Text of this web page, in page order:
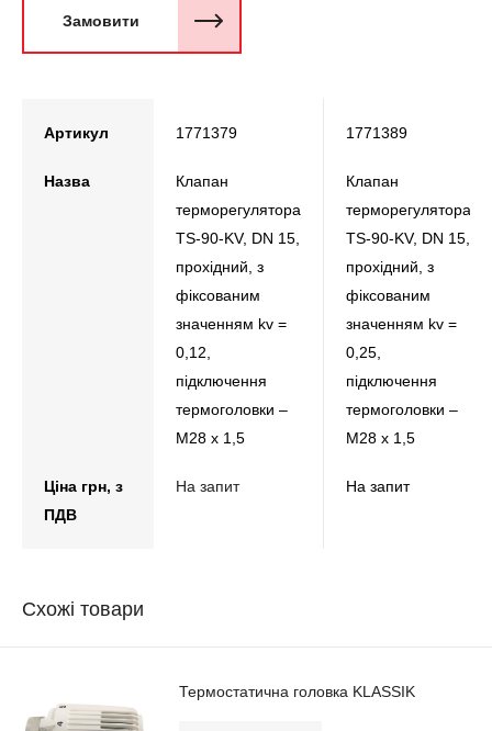
Замовити
Артикул 1771379 1771389
Назва
Клапан
терморегулятора
TS-90-KV, DN 15,
прохідний, з
фіксованим
значенням kv =
0,12,
підключення
термоголовки –
М28 х 1,5
Клапан
терморегулятора
TS-90-KV, DN 15,
прохідний, з
фіксованим
значенням kv =
0,25,
підключення
термоголовки –
М28 х 1,5
Ціна грн, з
ПДВ
На запит На запит
Схожі товари
Термостатична головка KLASSIK